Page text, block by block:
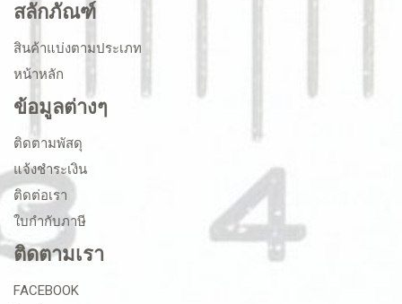
สลักภัณฑ์
สินค้าแบ่งตามประเภท
หน้าหลัก
ข้อมูลต่างๆ
ติดตามพัสดุ
แจ้งชำระเงิน
ติดต่อเรา
ใบกำกับภาษี
ติดตามเรา
FACEBOOK